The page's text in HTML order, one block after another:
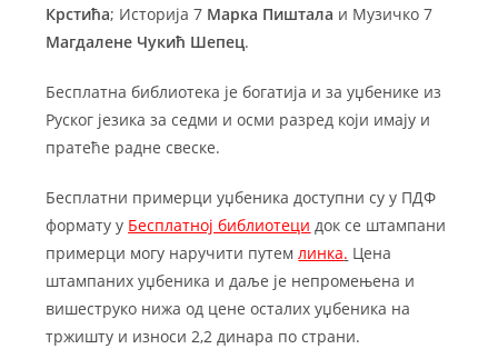
Крстића; Историја 7 Марка Пиштала и Музичко 7
Магдалене Чукић Шепец.
Бесплатна библиотека је богатија и за уџбенике из
Руског језика за седми и осми разред који имају и
пратеће радне свеске.
Бесплатни примерци уџбеника доступни су у ПДФ
формату у Бесплатној библиотеци док се штампани
примерци могу наручити путемлинка. Цена
штампаних уџбеника и даље је непромењена и
вишеструко нижа од цене осталих уџбеника на
тржишту и износи 2,2 динара по страни.